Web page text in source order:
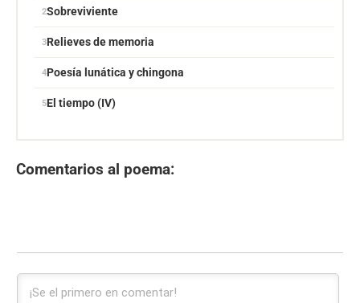
Sobreviviente
Relieves de memoria
Poesía lunática y chingona
El tiempo (IV)
Comentarios al poema: